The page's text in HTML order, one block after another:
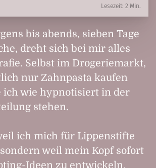
Lesezeit: 2 Min.
bis abends, sieben Tage
dreht sich bei mir alles
Selbst im Drogeriemarkt,
nur Zahnpasta kaufen
ich wie hypnotisiert in der
stehen.
ich mich für Lippenstifte
weil mein Kopf sofort
Ideen zu entwickeln.